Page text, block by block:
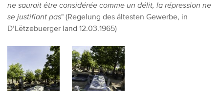
ne saurait être considérée comme un délit, la répression ne
se justifiant pas" (Regelung des ältesten Gewerbe, in
D’Lëtzebuerger land 12.03.1965)